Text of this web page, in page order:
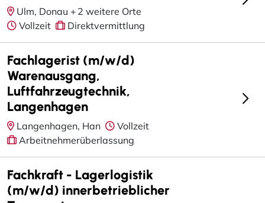
Ulm, Donau + 2 weitere Orte
Vollzeit
Direktvermittlung
Fachlagerist (m/w/d)
Warenausgang,
Luftfahrzeugtechnik,
Langenhagen
Langenhagen, Han
Vollzeit
Arbeitnehmerüberlassung
Fachkraft - Lagerlogistik
(m/w/d) innerbetrieblicher